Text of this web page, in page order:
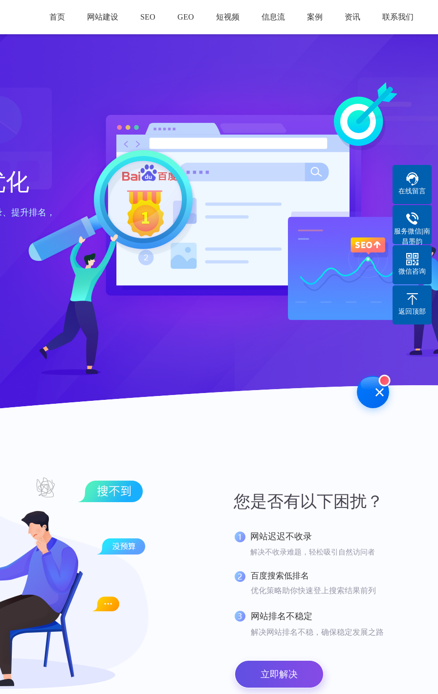
首页 网站建设 SEO GEO 短视频 信息流 案例 资讯 联系我们
化
提升排名，
您是否有以下困扰？
网站迟迟不收录
解决不收录难题，轻松吸引自然访问者
百度搜索低排名
优化策略助你快速登上搜索结果前列
网站排名不稳定
解决网站排名不稳，确保稳定发展之路
立即解决
在线留言
服务微信|南
昌墨韵
微信咨询
返回顶部